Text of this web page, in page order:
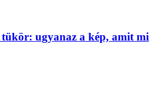
ugyanaz a kép, amit mi